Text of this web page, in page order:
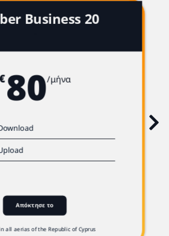
Business 20
80/μήνα
Απόκτησε το
all aerias of the Republic of Cyprus